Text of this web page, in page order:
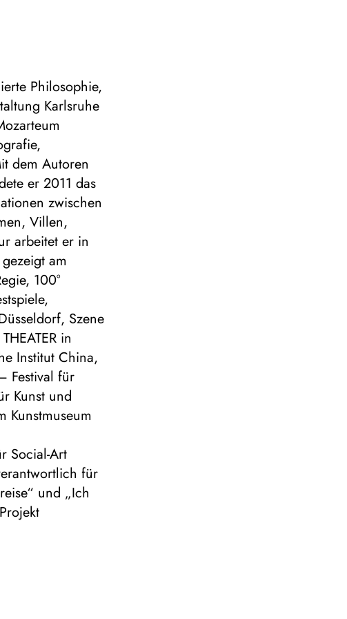
Philosophie,
Karlsruhe
dem Autoren
er 2011 das
zwischen
Villen,
arbeitet er in
am
100°
Szene
in
Institut China,
Festival für
Kunst und
Kunstmuseum
Social-Art
für
und „Ich